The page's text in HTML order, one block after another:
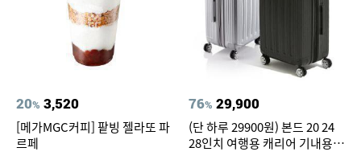
20% 3,520
[메가MGC커피] 팥빙 젤라또 파
르페
76% 29,900
(단 하루 29900원) 본드 20 24
28인치 여행용 캐리어 기내용